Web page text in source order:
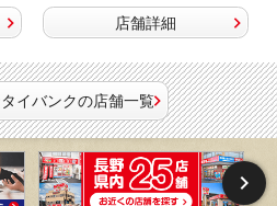
店舗詳細
イバンクの店舗一覧